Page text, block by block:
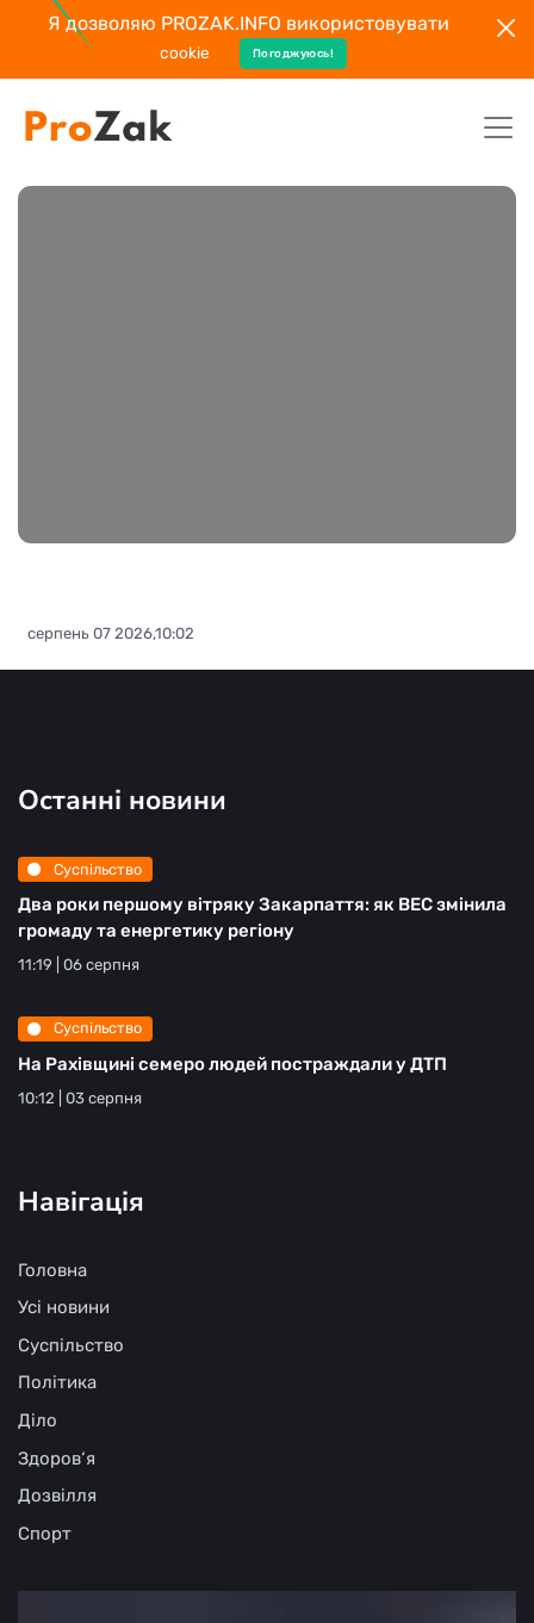
Я дозволяю PROZAK.INFO використовувати
cookie Погоджуюсь!
серпень 07 2026,10:02
Останні новини
Суспільство
Два роки першому вітряку Закарпаття: як ВЕС змінила
громаду та енергетику регіону
11:19 | 06 серпня
Суспільство
На Рахівщині семеро людей постраждали у ДТП
10:12 | 03 серпня
Навігація
Головна
Усі новини
Суспільство
Політика
Діло
Здоров‘я
Дозвілля
Спорт